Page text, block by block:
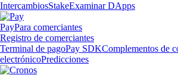
IntercambiosStakeExaminar DApps
PayPara comerciantes
Registro de comerciantes
Terminal de pagoPay SDKComplementos de
electrónicoPredicciones